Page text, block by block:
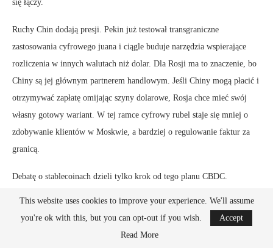
się łączy.
Ruchy Chin dodają presji. Pekin już testował transgraniczne
zastosowania cyfrowego juana i ciągle buduje narzędzia wspierające
rozliczenia w innych walutach niż dolar. Dla Rosji ma to znaczenie, bo
Chiny są jej głównym partnerem handlowym. Jeśli Chiny mogą płacić i
otrzymywać zapłatę omijając szyny dolarowe, Rosja chce mieć swój
własny gotowy wariant. W tej ramce cyfrowy rubel staje się mniej o
zdobywanie klientów w Moskwie, a bardziej o regulowanie faktur za
granicą.
Debatę o stablecoinach dzieli tylko krok od tego planu CBDC.
zaczepionymi do rubla dla transakcji transgranicznych, bo stablecoiny
mogą być elastyczne i podpiąć się do rur krypto. Jednak wielu
This website uses cookies to improve your experience. We'll assume
you're ok with this, but you can opt-out if you wish.
Accept
Read More